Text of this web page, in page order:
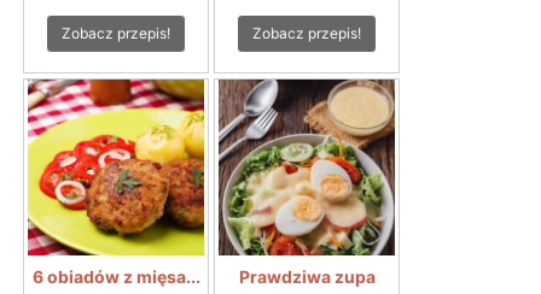
Zobacz przepis! Zobacz przepis!
6 obiadów z mięsa...
Prawdziwa zupa